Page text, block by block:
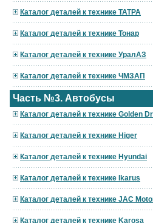
Каталог деталей к технике ТАТРА
Каталог деталей к технике Тонар
Каталог деталей к технике УралАЗ
Каталог деталей к технике ЧМЗАП
Часть №3. Автобусы
Каталог деталей к технике Golden
Каталог деталей к технике Higer
Каталог деталей к технике Hyundai
Каталог деталей к технике Ikarus
Каталог деталей к технике JAC
Каталог деталей к технике Karosa